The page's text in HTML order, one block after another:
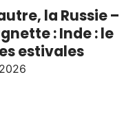
la Russie –
: Inde : le
estivales